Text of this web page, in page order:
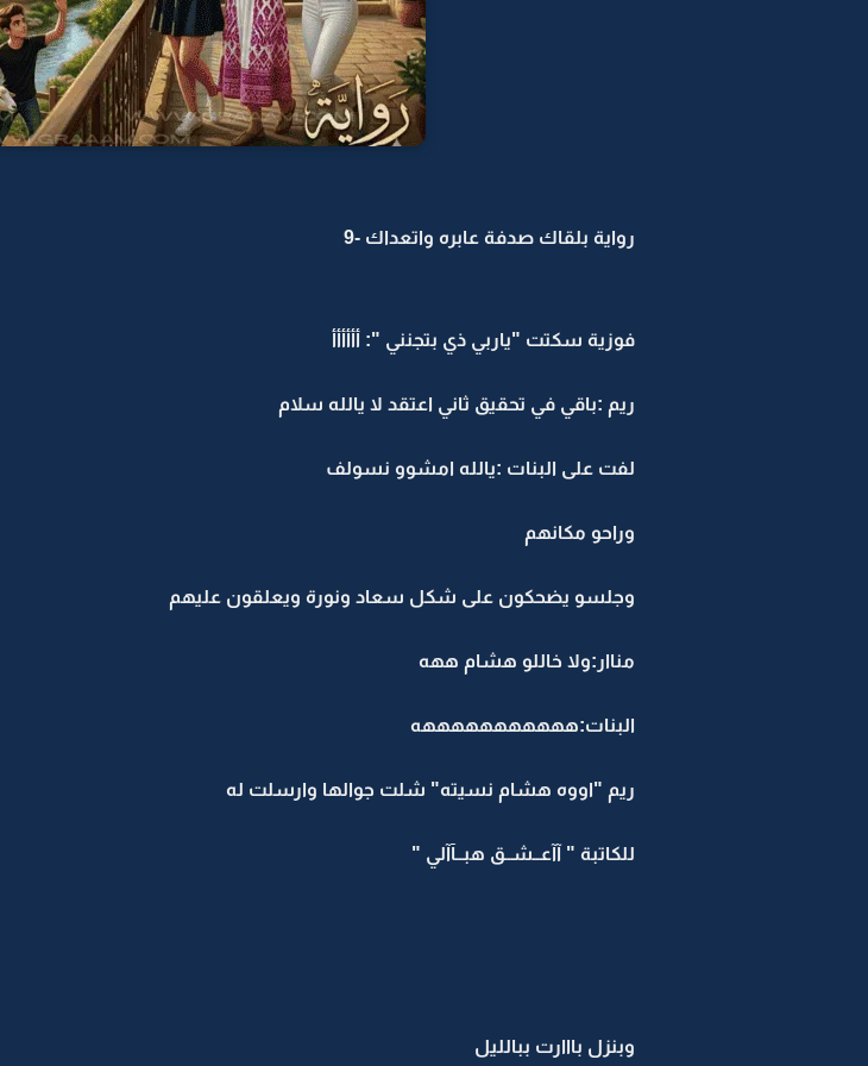
رواية بلقاك صدفة عابره واتعداك -9
فوزية سكتت "ياربي ذي بتجنني ": أأأأأأ
ريم :باقي في تحقيق ثاني اعتقد لا يالله سلام
لفت على البنات :يالله امشوو نسولف
وراحو مكانهم
وجلسو يضحكون على شكل سعاد ونورة ويعلقون عليهم
مناار:ولا خاللو هشام ههه
البنات:هههههههههههه
ريم "اووه هشام نسيته" شلت جوالها وارسلت له
للكاتبة " آآعــشــق هبــآآلي "
وبنزل بااارت ببالليل